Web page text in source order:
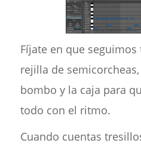
Fíjate en que
rejilla de
bombo y la caja para
todo con el ritmo.
Cuando cuentas